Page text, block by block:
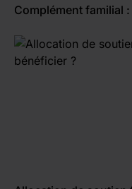
Complément familial